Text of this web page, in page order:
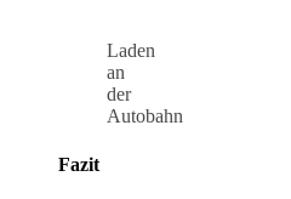
Laden
an
der
Autobahn
Fazit